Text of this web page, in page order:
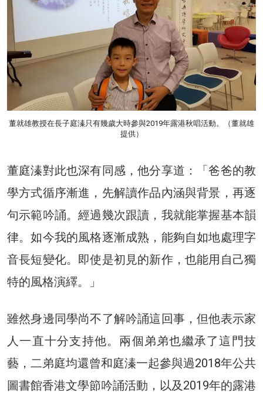
董就雄教授在長子庭溱只有幾歲大時參與2019年露港秋唱活動。（董就雄
提供）
董庭溱對此也深有同感，他分享道：「爸爸的教
學方式循序漸進，先解讀作品內涵與背景，再逐
句示範吟誦。經過幾次跟讀，我就能掌握基本韻
律。如今我的風格逐漸成熟，能夠自如地處理字
音長短變化。即使是初見的新作，也能用自己獨
特的風格演繹。」
雖然身邊同學尚不了解吟誦這回事，但他表示家
人一直十分支持他。兩個弟弟也繼承了這門技
藝，二弟庭均還曾和庭溱一起參與過2018年公共
圖書館香港文學節吟誦活動，以及2019年的露港